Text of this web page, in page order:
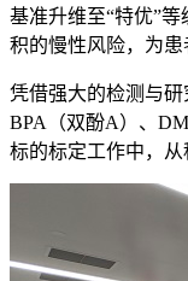
基准升维至“特优”
积的慢性风险，为患
凭借强大的检测与
BPA（双酚A）、
标的标定工作中，从